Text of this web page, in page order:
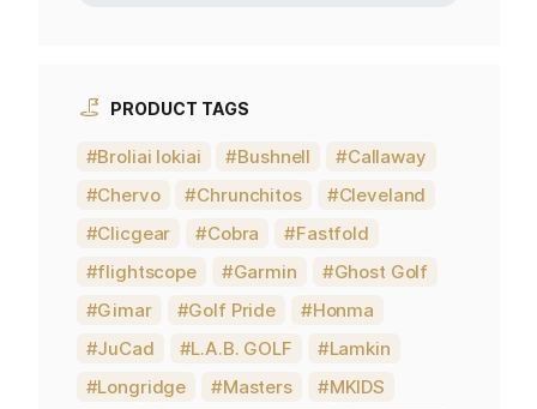
PRODUCT TAGS
Broliai lokiai Bushnell
Callaway
Chervo
Chrunchitos
Cleveland
Clicgear
Cobra
Fastfold
flightscope
Garmin
Ghost Golf
Gimar
Golf Pride
Honma
JuCad
L.A.B. GOLF
Lamkin
Longridge
Masters
MKIDS